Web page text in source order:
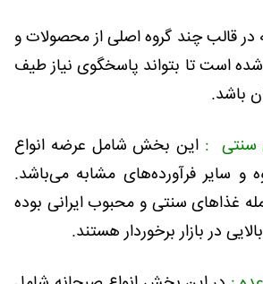
قالب چند گروه اصلی از محصولات و
است تا بتواند پاسخگوی نیاز طیف
باشد.
سنتی : این بخش شامل عرضه انواع
و سایر فرآورده‌های مشابه می‌باشد.
غذاهای سنتی و محبوب ایرانی بوده
در بازار برخوردار هستند.